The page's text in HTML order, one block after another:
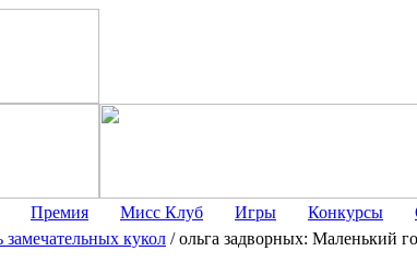
Премия Мисс Клуб Игры Конкурсы
кукол /ольга задворных: Маленький